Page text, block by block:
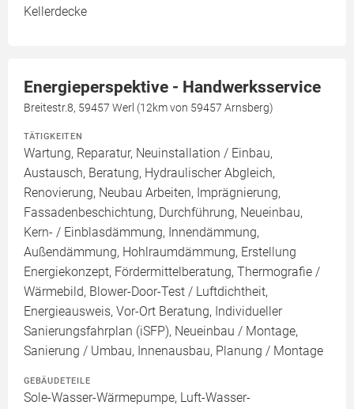
Kellerdecke
Energieperspektive - Handwerksservice
Breitestr.8, 59457 Werl (12km von 59457 Arnsberg)
TÄTIGKEITEN
Wartung, Reparatur, Neuinstallation / Einbau,
Austausch, Beratung, Hydraulischer Abgleich,
Renovierung, Neubau Arbeiten, Imprägnierung,
Fassadenbeschichtung, Durchführung, Neueinbau,
Kern- / Einblasdämmung, Innendämmung,
Außendämmung, Hohlraumdämmung, Erstellung
Energiekonzept, Fördermittelberatung, Thermografie /
Wärmebild, Blower-Door-Test / Luftdichtheit,
Energieausweis, Vor-Ort Beratung, Individueller
Sanierungsfahrplan (iSFP), Neueinbau / Montage,
Sanierung / Umbau, Innenausbau, Planung / Montage
GEBÄUDETEILE
Sole-Wasser-Wärmepumpe, Luft-Wasser-